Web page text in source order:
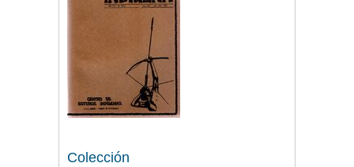
Colección